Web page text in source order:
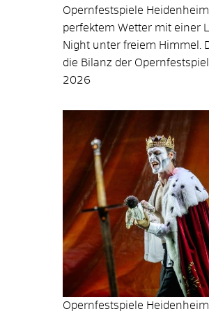
Opernfestspiele
perfektem Wetter mit einer
Night unter freiem Himmel.
die Bilanz der
2026
Opernfestspiele